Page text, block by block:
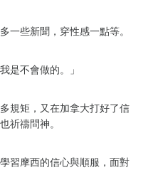
一些新聞，穿性感一點等。
是不會做的。」
規矩，又在加拿大打好了信
祈禱問神。
習摩西的信心與順服，面對